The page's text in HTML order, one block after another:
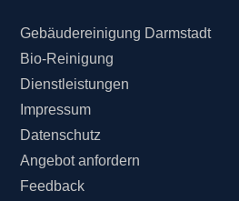
Gebäudereinigung Darmstadt
Bio-Reinigung
Dienstleistungen
Impressum
Datenschutz
Angebot anfordern
Feedback